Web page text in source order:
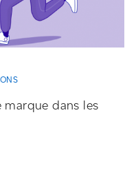
dans les